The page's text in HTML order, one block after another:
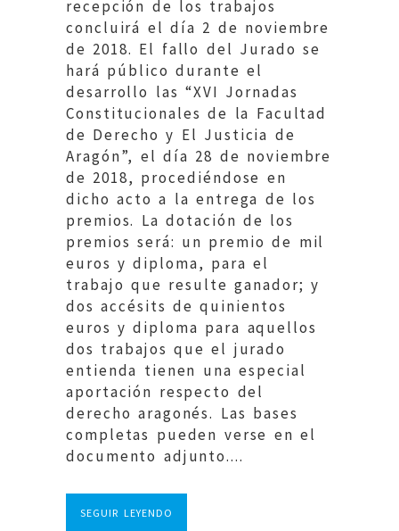
recepción de los trabajos
concluirá el día 2 de noviembre
de 2018. El fallo del Jurado se
hará público durante el
desarrollo las “XVI Jornadas
Constitucionales de la Facultad
de Derecho y El Justicia de
Aragón”, el día 28 de noviembre
de 2018, procediéndose en
dicho acto a la entrega de los
premios. La dotación de los
premios será: un premio de mil
euros y diploma, para el
trabajo que resulte ganador; y
dos accésits de quinientos
euros y diploma para aquellos
dos trabajos que el jurado
entienda tienen una especial
aportación respecto del
derecho aragonés. Las bases
completas pueden verse en el
documento adjunto....
SEGUIR LEYENDO